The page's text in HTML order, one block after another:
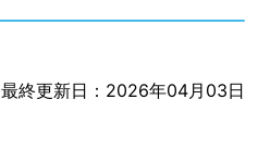
最終更新日：2026年04月03日